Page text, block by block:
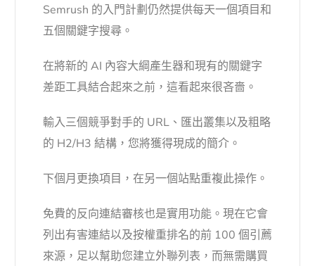
Semrush 的入門計劃仍然提供每天一個項目和
五個關鍵字搜尋。
在將新的 AI 內容大綱產生器和現有的關鍵字
差距工具結合起來之前，這看起來很吝嗇。
輸入三個競爭對手的 URL、匯出叢集以及粗略
的 H2/H3 結構，您將獲得現成的簡介。
下個月更換項目，在另一個站點重複此操作。
免費的反向連結審核也是實用功能。現在它會
列出有害連結以及按權重排名的前 100 個引薦
來源，足以幫助您建立外聯列表，而無需購買